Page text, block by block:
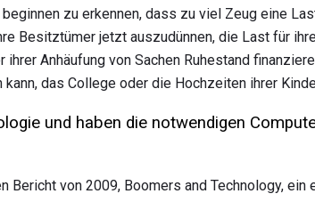
zu erkennen, dass zu viel Zeug eine
Besitztümer jetzt auszudünnen, die Last für
Anhäufung von Sachen Ruhestand
das College oder die Hochzeiten ihrer
und haben die notwendigen
Bericht von 2009, Boomers and Technology, ein